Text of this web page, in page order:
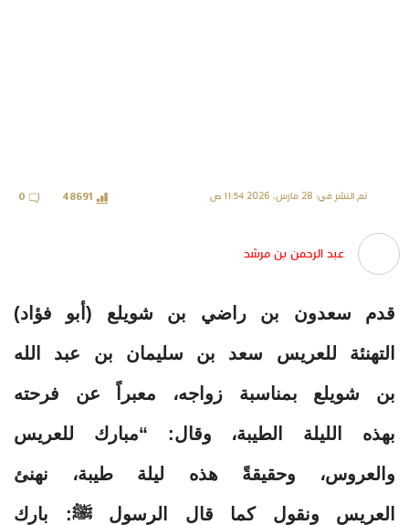
تم النشر في: 28 مارس، 2026 11:54 ص 48691
0
عبد الرحمن بن مرشد
قدم سعدون بن راضي بن شويلع (أبو فؤاد)
التهنئة للعريس سعد بن سليمان بن عبد الله
بن شويلع بمناسبة زواجه، معبراً عن فرحته
بهذه الليلة الطيبة، وقال: “مبارك للعريس
والعروس، وحقيقةً هذه ليلة طيبة، نهنئ
العريس ونقول كما قال الرسول ﷺ: بارك